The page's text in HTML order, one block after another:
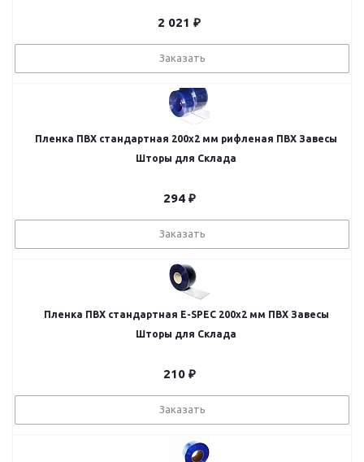
2 021 ₽
Заказать
Пленка ПВХ стандартная 200х2 мм рифленая ПВХ Завесы
Шторы для Склада
294₽
Заказать
Пленка ПВХ стандартная E-SPEC 200х2 мм ПВХ Завесы
Шторы для Склада
210₽
Заказать